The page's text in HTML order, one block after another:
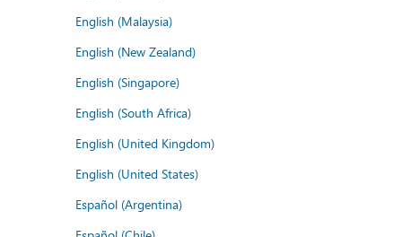
English (Malaysia)
English (New Zealand)
English (Singapore)
English (South Africa)
English (United Kingdom)
English (United States)
Español (Argentina)